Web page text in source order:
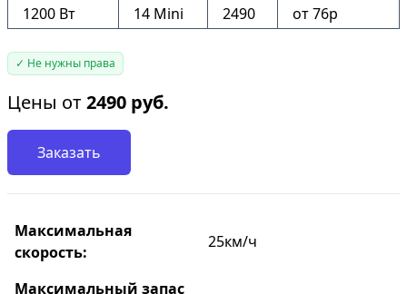
1200 Вт 14 Mini 2490 от 76р
✓ Не нужны права
Цены от2490 руб.
Заказать
Максимальная
скорость:
25км/ч
Максимальный запас